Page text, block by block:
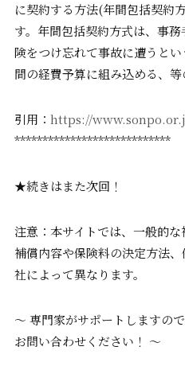
に契約する方法(年間包括契約
す。年間包括契約方式は、事
険をつけ忘れて事故に遭うと
間の経費予算に組み込める、等
引用： https://
****************************
★続きはまた次回！
注意：本サイトでは、一般的な
補償内容や保険料の決定方法
社によって異なります。
〜 専門家がサポートしますの
お問い合わせください！ 〜